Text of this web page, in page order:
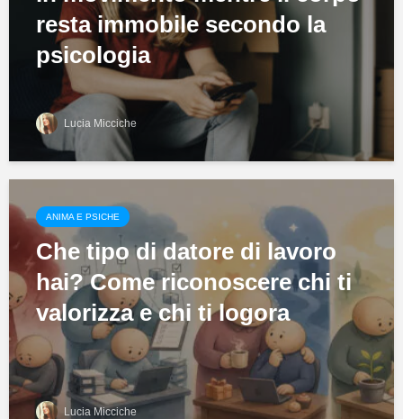
resta immobile secondo la
psicologia
Lucia Micciche
ANIMA E PSICHE
Che tipo di datore di lavoro
hai? Come riconoscere chi ti
valorizza e chi ti logora
Lucia Micciche